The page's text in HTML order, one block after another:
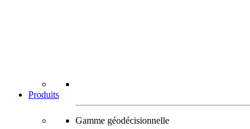
Produits
Gamme géodécisionnelle